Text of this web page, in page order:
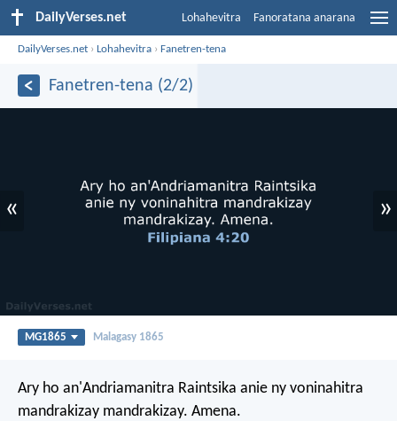
DailyVerses.net Lohahevitra Fanoratana anarana
DailyVerses.net ›Lohahevitra ›Fanetren-tena
Fanetren-tena (2/2)
« »
MG1865 Malagasy 1865
Ary ho an'Andriamanitra Raintsika anie ny voninahitra
mandrakizay mandrakizay. Amena.